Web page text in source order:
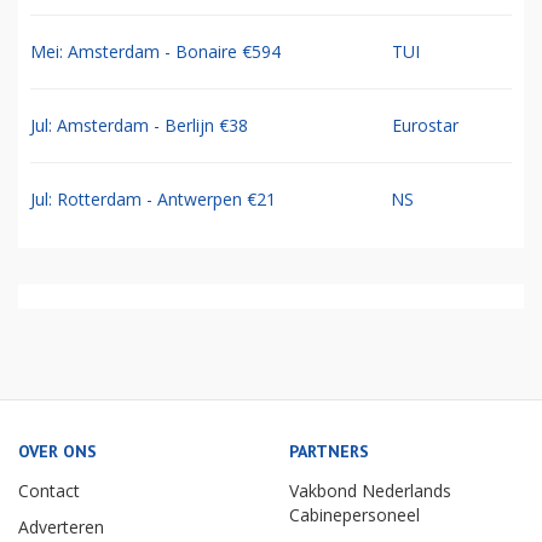
Mei: Amsterdam - Bonaire €594 TUI
Jul: Amsterdam - Berlijn €38 Eurostar
Jul: Rotterdam - Antwerpen €21 NS
OVER ONS
Contact
Adverteren
PARTNERS
Vakbond Nederlands
Cabinepersoneel